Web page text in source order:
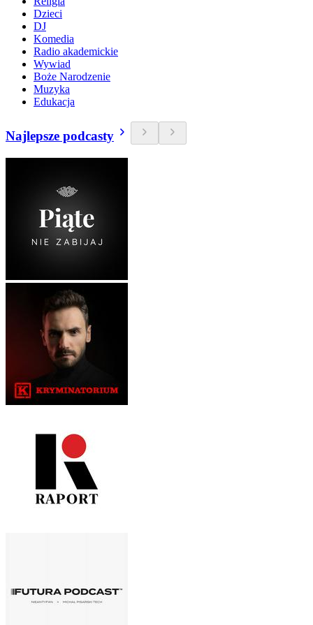
Dzieci
DJ
Komedia
Radio akademickie
Wywiad
Boże Narodzenie
Muzyka
Edukacja
Najlepsze podcasty